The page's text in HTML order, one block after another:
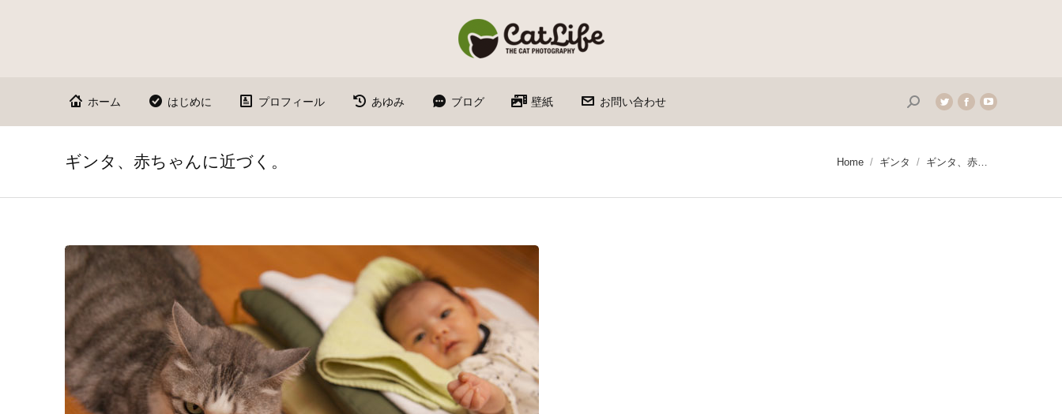
ホーム はじめに プロフィール あゆみ ブログ 壁紙 お問い合わせ Search:Twitter
page
in
window
Facebook
page
in
window
YouTube
page
window
ギンタ、赤ちゃんに近づく。 You are here:
Home ギンタ ギンタ、赤…